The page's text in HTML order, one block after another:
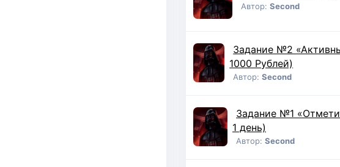
Автор: Second
Задание №2
1000 Рублей)
Автор:Second
Задание №1
1 день)
Автор:Second